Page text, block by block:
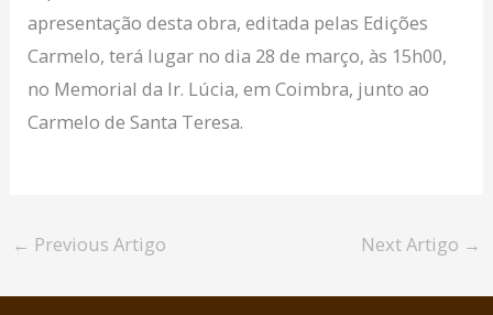
apresentação desta obra, editada pelas Edições
Carmelo, terá lugar no dia 28 de março, às 15h00,
no Memorial da Ir. Lúcia, em Coimbra, junto ao
Carmelo de Santa Teresa.
← Previous Artigo Next Artigo →